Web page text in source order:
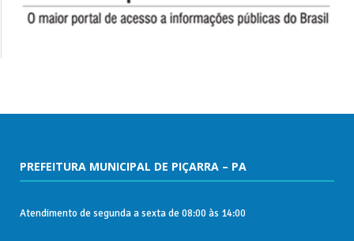
PREFEITURA MUNICIPAL DE PIÇARRA – PA
Atendimento de segunda a sexta de 08:00 às 14:00